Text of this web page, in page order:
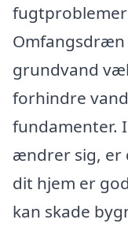
Omfangsdræn
grundvand
forhindre
fundamenter.
ændrer sig, er
dit hjem er
kan skade